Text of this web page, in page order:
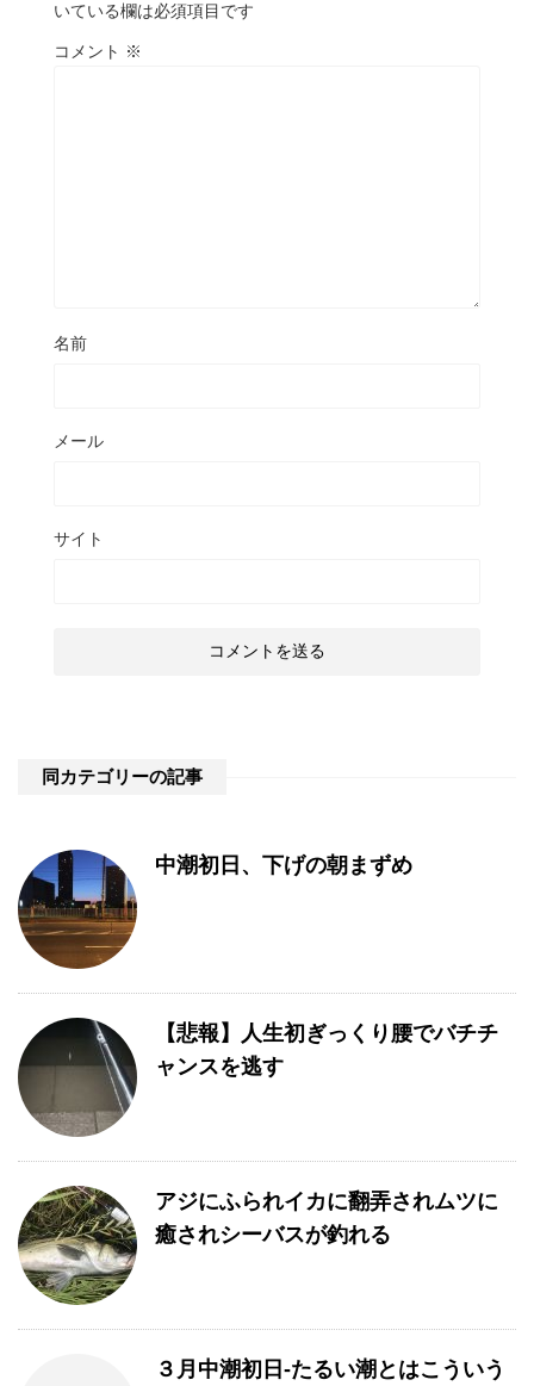
いている欄は必須項目です
コメント ※
名前
メール
サイト
同カテゴリーの記事
中潮初日、下げの朝まずめ
【悲報】人生初ぎっくり腰でバチチ
ャンスを逃す
アジにふられイカに翻弄されムツに
癒されシーバスが釣れる
３月中潮初日-たるい潮とはこういう